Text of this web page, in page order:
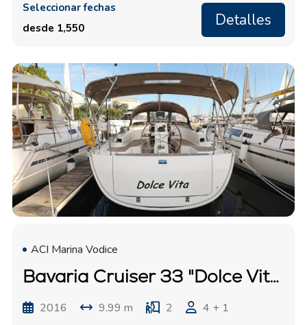
Seleccionar fechas
desde 1,550
Detalles
ACI Marina Vodice
Bavaria Cruiser 33 "Dolce Vita"
2016 9.99 m 2
4 + 1